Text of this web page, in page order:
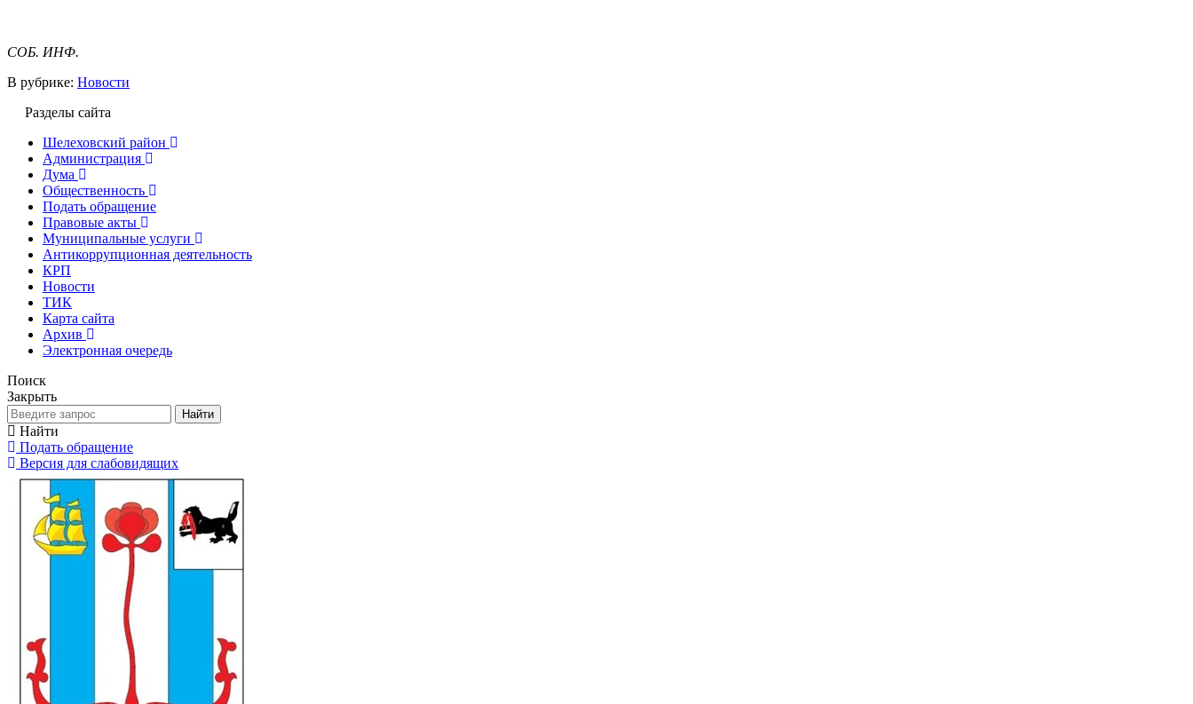
СОБ. ИНФ.
В рубрике: Новости
Разделы сайта
Шелеховский район
Администрация
Дума
Общественность
Подать обращение
Правовые акты
Муниципальные услуги
Антикоррупционная деятельность
КРП
Новости
ТИК
Карта сайта
Архив
Электронная очередь
Поиск
Закрыть
Найти
Найти
Подать обращение
Версия для слабовидящих